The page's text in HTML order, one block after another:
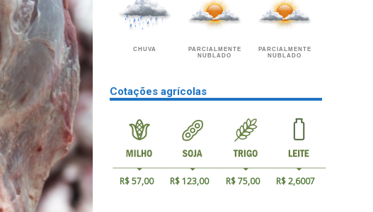
CHUVA
PARCIALMENTE
NUBLADO
PARCIALMENTE
NUBLADO
Cotações agrícolas
R$ 57,00 R$ 123,00 R$ 75,00 R$ 2,6007